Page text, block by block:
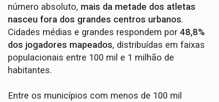
número absoluto, mais da metade dos atletas
nasceu fora dos grandes centros urbanos.
Cidades médias e grandes respondem por48,8%
dos jogadores mapeados, distribuídas em faixas
populacionais entre 100 mil e 1 milhão de
habitantes.
Entre os municípios com menos de 100 mil